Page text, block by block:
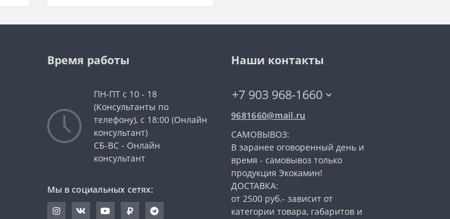
Время работы
ПН-ПТ с 10 - 18
(Консультанты по
телефону), с 18:00 (Онлайн
консультант)
СБ-ВС - Онлайн
консультант
Мы в социальных сетях:
Наши контакты
+7 903 968-1660
9681660@mail.ru
САМОВЫВОЗ:
В заранее оговоренный день и
время - самовывоз только
продукция Экокамин!
ДОСТАВКА:
от 2500 руб.- зависит от
категории товара, габаритов и